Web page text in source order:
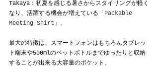
Takaya：初夏を感じる暑さからスタイリングが軽く
なり、活躍する機会が増えている 「Packable
Meeting Shirt」。
最大の特徴は、スマートフォンはもちろんタブレッ
ト端末や500mlのペットボトルまでゆったりと収納
することが出来る大容量のポケット。